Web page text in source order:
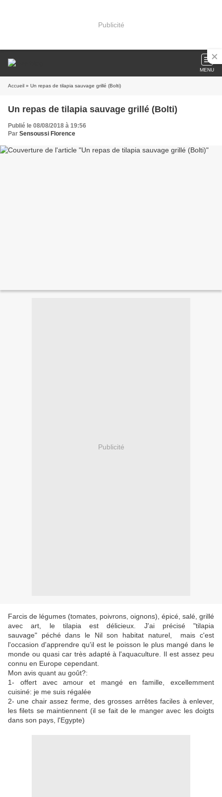
Publicité
MENU
Accueil » Un repas de tilapia sauvage grillé (Bolti)
Un repas de tilapia sauvage grillé (Bolti)
Publié le 08/08/2018 à 19:56
Par Sensoussi Florence
Publicité
Farcis de légumes (tomates, poivrons, oignons), épicé, salé, grillé
avec art, le tilapia est délicieux. J'ai précisé "tilapia
sauvage" péché dans le Nil son habitat naturel, mais c'est
l'occasion d'apprendre qu'il est le poisson le plus mangé dans le
monde ou quasi car très adapté à l'aquaculture. Il est assez peu
connu en Europe cependant.
Mon avis quant au goût?:
1- offert avec amour et mangé en famille, excellemment
cuisiné: je me suis régalée
2- une chair assez ferme, des grosses arrêtes faciles à enlever,
les filets se maintiennent (il se fait de le manger avec les doigts
dans son pays, l'Egypte)